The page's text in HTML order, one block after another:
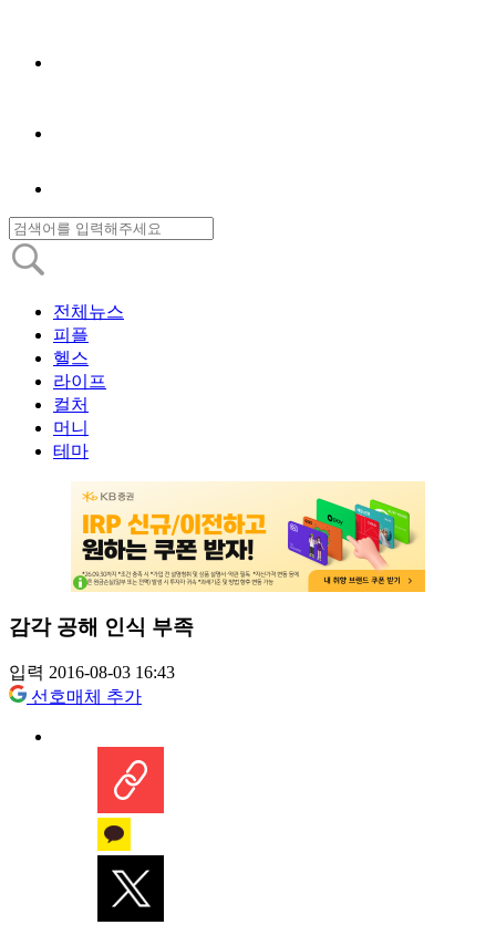
전체뉴스
피플
헬스
라이프
컬처
머니
테마
감각 공해 인식 부족
입력 2016-08-03 16:43
선호매체 추가